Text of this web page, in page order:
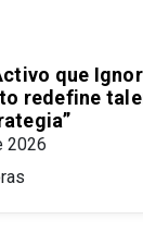
que
redefine
2026